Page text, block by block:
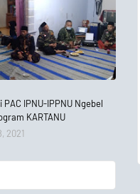
IPNU-IPPNU Ngebel
KARTANU
2021